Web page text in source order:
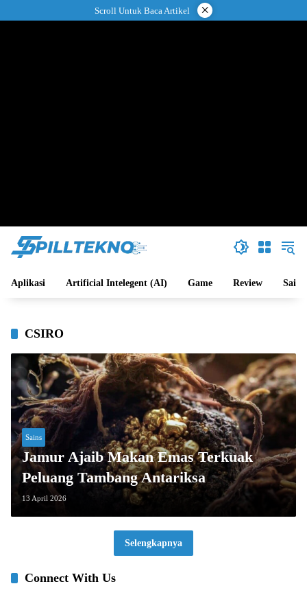
ke
Scroll Untuk Baca Artikel ×
Aplikasi Artificial Intelegent (AI) Game Review Sains
CSIRO
Sains
Jamur Ajaib Makan Emas Terkuak
Peluang Tambang Antariksa
13 April 2026
Selengkapnya
Connect With Us